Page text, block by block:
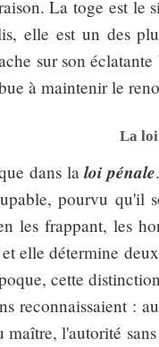
La toge est le
elle est un des
sur son
à maintenir le
La loi
dans laloi pénale
pourvu qu'il
les frappant, les
elle détermine
cette
reconnaissaient :
l'autorité